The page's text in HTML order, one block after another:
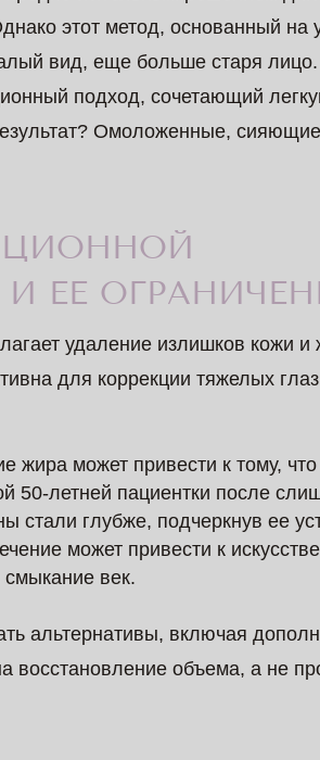
этот метод, основанный на
вид, еще больше старя
подход, сочетающий
Омоложенные,
ЕЕ
удаление излишков кожи
для коррекции тяжелых
жира может привести к тому, что
50-летней пациентки после
стали глубже, подчеркнув ее
может привести к
век.
альтернативы, включая
восстановление объема, а не